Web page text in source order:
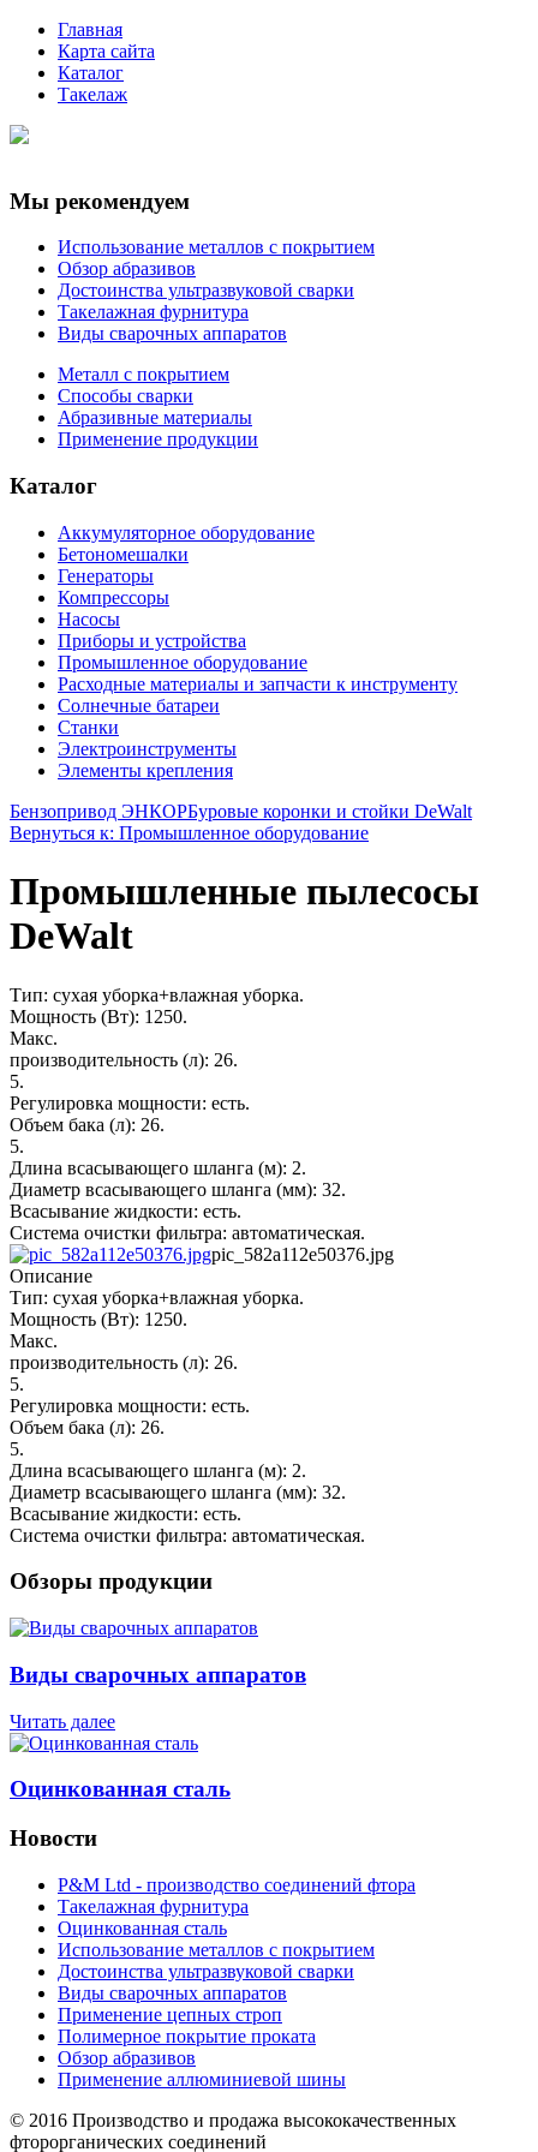
Главная
Карта сайта
Каталог
Такелаж
Мы рекомендуем
Использование металлов с покрытием
Обзор абразивов
Достоинства ультразвуковой сварки
Такелажная фурнитура
Виды сварочных аппаратов
Металл с покрытием
Способы сварки
Абразивные материалы
Применение продукции
Каталог
Аккумуляторное оборудование
Бетономешалки
Генераторы
Компрессоры
Насосы
Приборы и устройства
Промышленное оборудование
Расходные материалы и запчасти к инструменту
Солнечные батареи
Станки
Электроинструменты
Элементы крепления
Бензопривод ЭНКОРБуровые коронки и стойки DeWalt
Вернуться к: Промышленное оборудование
Промышленные пылесосы
DeWalt
Тип: сухая уборка+влажная уборка.
Мощность (Вт): 1250.
Макс.
производительность (л): 26.
5.
Регулировка мощности: есть.
Объем бака (л): 26.
5.
Длина всасывающего шланга (м): 2.
Диаметр всасывающего шланга (мм): 32.
Всасывание жидкости: есть.
Система очистки фильтра: автоматическая.
pic_582a112e50376.jpg
Описание
Тип: сухая уборка+влажная уборка.
Мощность (Вт): 1250.
Макс.
производительность (л): 26.
5.
Регулировка мощности: есть.
Объем бака (л): 26.
5.
Длина всасывающего шланга (м): 2.
Диаметр всасывающего шланга (мм): 32.
Всасывание жидкости: есть.
Система очистки фильтра: автоматическая.
Обзоры продукции
Виды сварочных аппаратов
Читать далее
Оцинкованная сталь
Новости
P&M Ltd - производство соединений фтора
Такелажная фурнитура
Оцинкованная сталь
Использование металлов с покрытием
Достоинства ультразвуковой сварки
Виды сварочных аппаратов
Применение цепных строп
Полимерное покрытие проката
Обзор абразивов
Применение аллюминиевой шины
© 2016 Производство и продажа высококачественных
фторорганических соединений